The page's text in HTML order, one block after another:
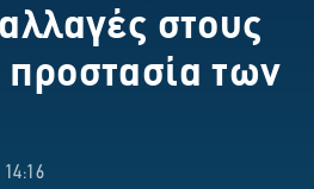
στους
προστασία των